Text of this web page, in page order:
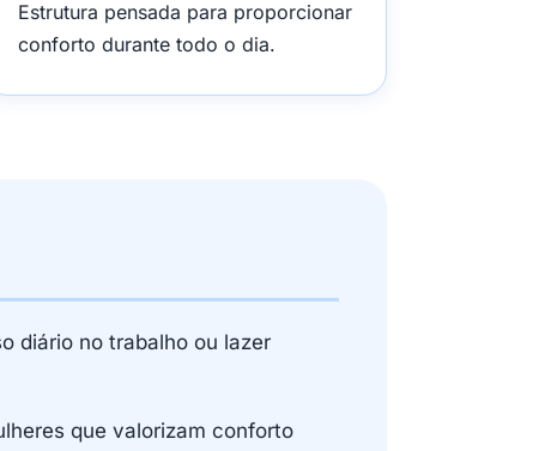
Estrutura pensada para proporcionar
conforto durante todo o dia.
diário no trabalho ou lazer
que valorizam conforto